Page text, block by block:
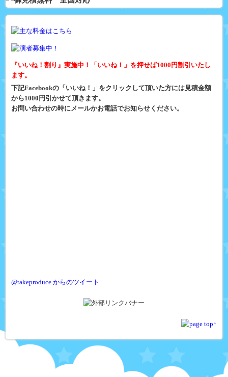
『いいね！割り』実施中！「いいね！」を押せば1000円割引いたし
ます。
下記Facebookの「いいね！」をクリックして頂いた方には見積金額
から1000円引かせて頂きます。
お問い合わせの時にメールかお電話でお知らせください。
@takeproduce からのツイート